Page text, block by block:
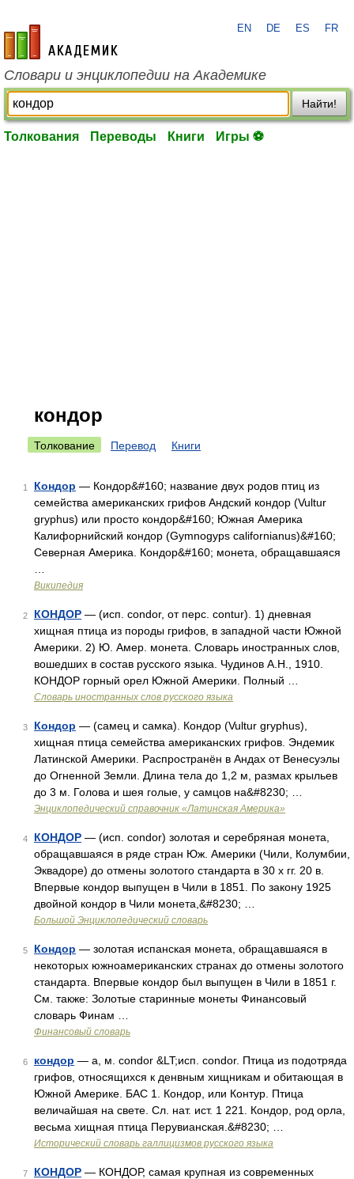
academic.ru
EN DE ES FR
Словари и энциклопедии на Академике
Найти!
Толкования Переводы Книги Игры ⚽
кондор
Толкование Перевод Книги
1 Кондор — Кондор&#160; название двух родов птиц из
семейства американских грифов Андский кондор (Vultur
gryphus) или просто кондор&#160; Южная Америка
Калифорнийский кондор (Gymnogyps californianus)&#160;
Северная Америка. Кондор&#160; монета, обращавшаяся
Википедия
2 КОНДОР — (исп. condor, от перс. contur). 1) дневная
хищная птица из породы грифов, в западной части Южной
Америки. 2) Ю. Амер. монета. Словарь иностранных слов,
вошедших в состав русского языка. Чудинов А.Н., 1910.
КОНДОР горный орел Южной Америки. Полный …
Словарь иностранных слов русского языка
3 Кондор — (самец и самка). Кондор (Vultur gryphus),
хищная птица семейства американских грифов. Эндемик
Латинской Америки. Распространён в Андах от Венесуэлы
до Огненной Земли. Длина тела до 1,2 м, размах крыльев
до 3 м. Голова и шея голые, у самцов на&#8230; …
Энциклопедический справочник «Латинская Америка»
4 КОНДОР — (исп. condor) золотая и серебряная монета,
обращавшаяся в ряде стран Юж. Америки (Чили, Колумбии,
Эквадоре) до отмены золотого стандарта в 30 х гг. 20 в.
Впервые кондор выпущен в Чили в 1851. По закону 1925
двойной кондор в Чили монета,&#8230; …
Большой Энциклопедический словарь
5 Кондор — золотая испанская монета, обращавшаяся в
некоторых южноамериканских странах до отмены золотого
стандарта. Впервые кондор был выпущен в Чили в 1851 г.
См. также: Золотые старинные монеты Финансовый
словарь Финам …
Финансовый словарь
6 кондор — а, м. condor &LT;исп. condor. Птица из подотряда
грифов, относящихся к денвным хищникам и обитающая в
Южной Америке. БАС 1. Кондор, или Контур. Птица
величайшая на свете. Сл. нат. ист. 1 221. Кондор, род орла,
весьма хищная птица Перувианская.&#8230; …
Исторический словарь галлицизмов русского языка
7 КОНДОР — КОНДОР, самая крупная из современных